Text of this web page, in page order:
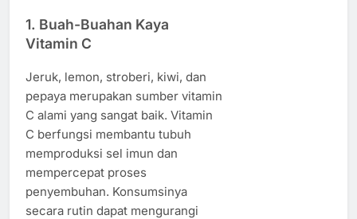
1. Buah-Buahan Kaya
Vitamin C
Jeruk, lemon, stroberi, kiwi, dan
pepaya merupakan sumber vitamin
C alami yang sangat baik. Vitamin
C berfungsi membantu tubuh
memproduksi sel imun dan
mempercepat proses
penyembuhan. Konsumsinya
secara rutin dapat mengurangi